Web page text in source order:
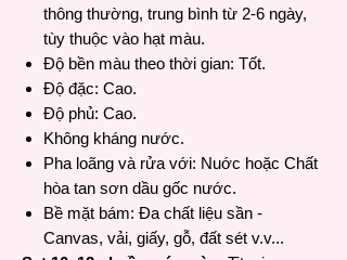
thông thường, trung bình từ 2-6 ngày,
tùy thuộc vào hạt màu.
Độ bền màu theo thời gian: Tốt.
Độ đặc: Cao.
Độ phủ: Cao.
Không kháng nước.
Pha loãng và rửa với: Nuớc hoặc Chất
hòa tan sơn dầu gốc nước.
Bề mặt bám: Đa chất liệu sần -
Canvas, vải, giấy, gỗ, đất sét v.v...